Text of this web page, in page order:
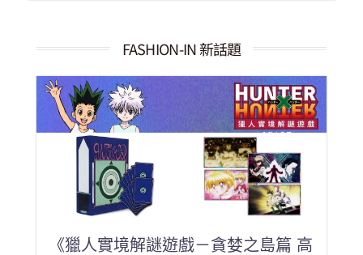
FASHION-IN 新話題
《獵人實境解謎遊戲－貪婪之島篇 高